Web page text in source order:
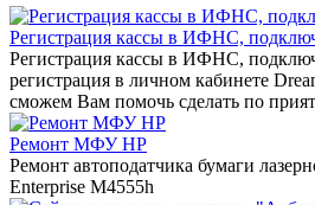
Регистрация кассы в ИФНС,
Регистрация кассы в ИФНС,
регистрация в личном кабинете
сможем Вам помочь сделать по
Ремонт МФУ HP
Ремонт автоподатчика бумаги
Enterprise M4555h